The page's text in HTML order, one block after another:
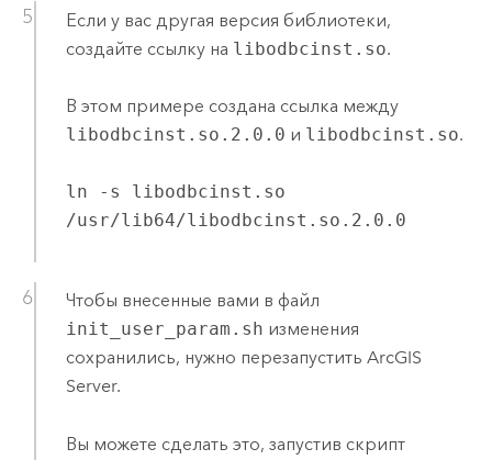
Если у вас другая версия библиотеки,
создайте ссылку на libodbcinst.so.
В этом примере создана ссылка между
libodbcinst.so.2.0.0 и libodbcinst.so.
ln -s libodbcinst.so
/usr/lib64/libodbcinst.so.2.0.0
Чтобы внесенные вами в файл
init_user_param.sh изменения
сохранились, нужно перезапустить ArcGIS
Server.
Вы можете сделать это, запустив скрипт